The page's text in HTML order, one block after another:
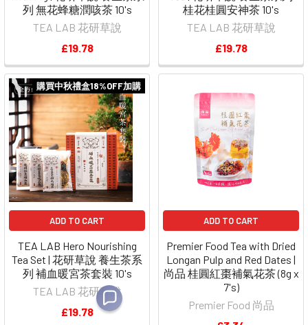
列 無花蜂糖潤咳茶 10's
TEA LAB 花研草說
£19.78
桂花桂圓安神茶 10's
TEA LAB 花研草說
£19.78
購買中秋禮盒18%OFF加購
ADD TO CART
TEA LAB Hero Nourishing
Tea Set | 花研草說 養生茶系
列 補血暖宮茶套裝 10's
TEA LAB 花研草說
£19.78
ADD TO CART
Premier Food Tea with Dried
Longan Pulp and Red Dates |
尚品 桂圓紅棗補氣花茶 (8g x
7's)
Premier Food 尚品